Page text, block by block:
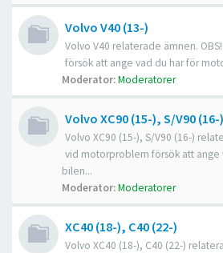
Volvo V40 (13-)
Volvo V40 relaterade ämnen.
försök att ange vad du har för
Moderator:Moderatorer
Volvo XC90 (15-), S/V90 (16-)
Volvo XC90 (15-), S/V90 (16-)
vid motorproblem försök att ange
bilen...
Moderator:Moderatorer
XC40 (18-), C40 (22-)
Volvo XC40 (18-), C40 (22-)